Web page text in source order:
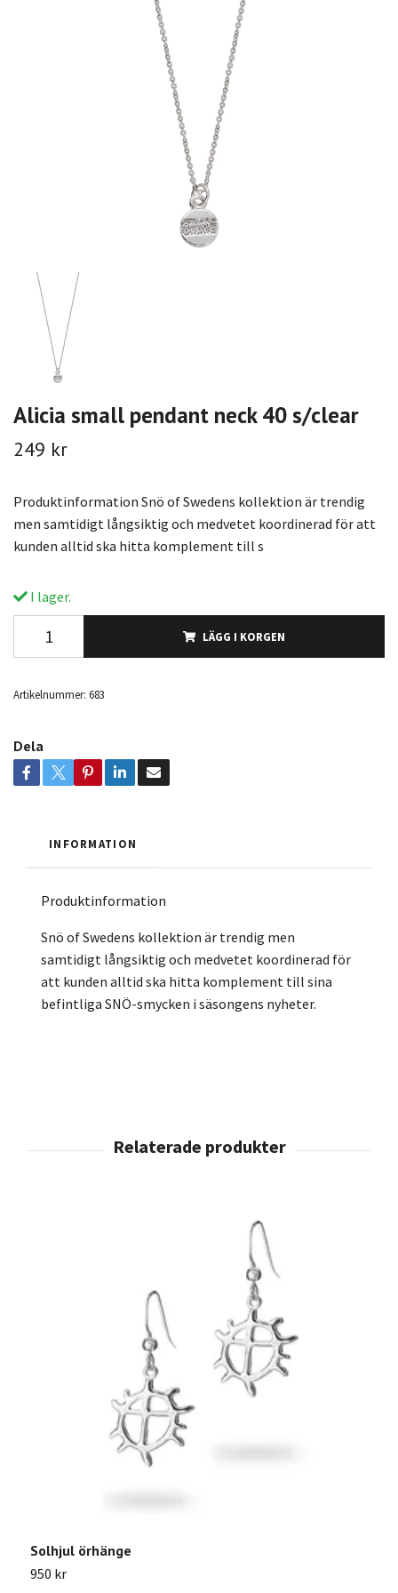
Alicia small pendant neck 40 s/clear
249 kr
Produktinformation Snö of Swedens kollektion är trendig
men samtidigt långsiktig och medvetet koordinerad för att
kunden alltid ska hitta komplement till s
I lager.
LÄGG I KORGEN
Artikelnummer: 683
Dela
INFORMATION
Produktinformation
Snö of Swedens kollektion är trendig men
samtidigt långsiktig och medvetet koordinerad för
att kunden alltid ska hitta komplement till sina
befintliga SNÖ-smycken i säsongens nyheter.
Solhjul örhänge
950 kr